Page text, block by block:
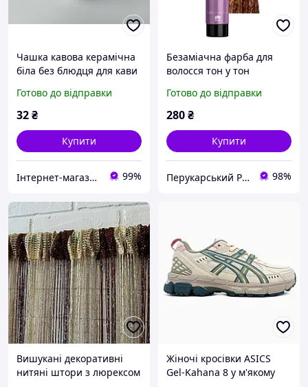
Чашка кавова керамічна
біла без блюдця для кави
D 6 cm H 4,5 cm 80 мл
ДРУГОГО СОРТУ
Готово до відправки
32₴
Купити
Інтернет-магазин "Вилка" 99%
Безаміачна фарба для
волосся тон у тон
7.3 золотистий блонд -
100 мл.
Готово до відправки
280₴
Купити
Перукарський Рай 98%
Вишукані декоративні
нитяні штори з люрексом
Жіночі кросівки ASICS
Gel-Kahana 8 у м'якому